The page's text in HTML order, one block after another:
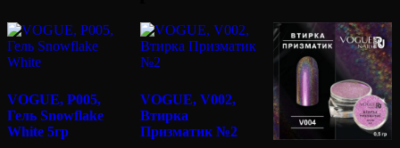
VOGUE, P005,
Гель Snowflake
White 5гр
VOGUE, V002,
Втирка
Призматик №2